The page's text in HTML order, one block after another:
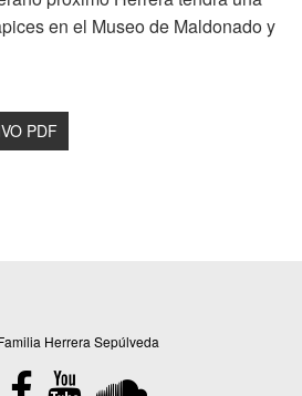
en el Museo de Maldonado y
PDF
Herrera Sepúlveda